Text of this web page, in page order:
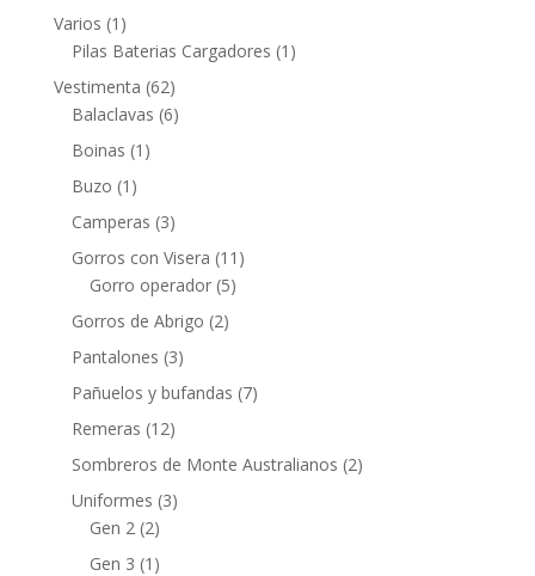
Varios (1)
Pilas Baterias Cargadores (1)
Vestimenta (62)
Balaclavas (6)
Boinas (1)
Buzo (1)
Camperas (3)
Gorros con Visera (11)
Gorro operador (5)
Gorros de Abrigo (2)
Pantalones (3)
Pañuelos y bufandas (7)
Remeras (12)
Sombreros de Monte Australianos (2)
Uniformes (3)
Gen 2 (2)
Gen 3 (1)